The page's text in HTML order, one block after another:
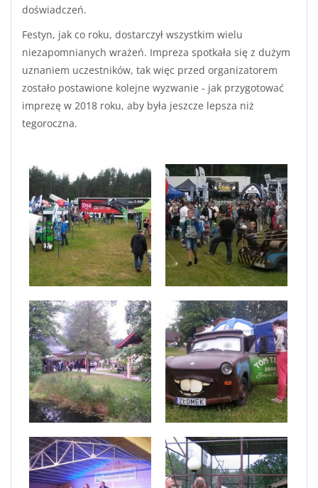
doświadczeń.
Festyn, jak co roku, dostarczył wszystkim wielu
niezapomnianych wrażeń. Impreza spotkała się z dużym
uznaniem uczestników, tak więc przed organizatorem
zostało postawione kolejne wyzwanie - jak przygotować
imprezę w 2018 roku, aby była jeszcze lepsza niż
tegoroczna.